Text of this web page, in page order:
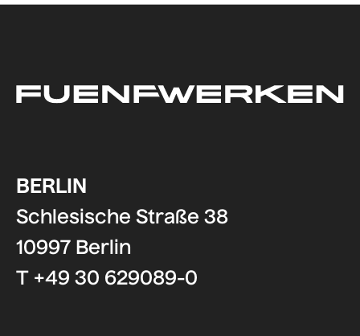
BERLIN
Schlesische Straße 38
10997 Berlin
T +49 30 629089-0